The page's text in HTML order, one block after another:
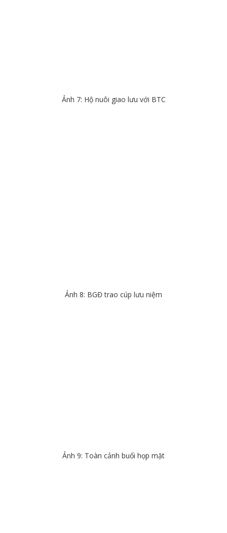
Ảnh 7: Hộ nuôi giao lưu với BTC
Ảnh 8: BGĐ trao cúp lưu niệm
Ảnh 9: Toàn cảnh buổi họp mặt